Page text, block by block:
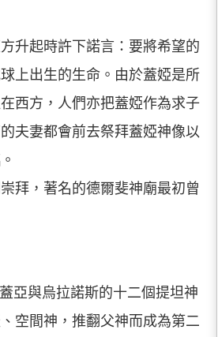
升起時許下諾言：要將希望的
上出生的生命。由於蓋婭是所
西方，人們亦把蓋婭作為求子
夫妻都會前去祭拜蓋婭神像以
拜，著名的德爾斐神廟最初曾
亞與烏拉諾斯的十二個提坦神
空間神，推翻父神而成為第二